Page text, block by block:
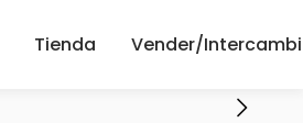
Tienda Vender/